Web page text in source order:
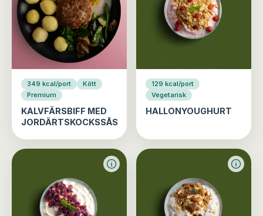
349 kcal/port
Kött
Premium
KALVFÄRSBIFF MED
JORDÄRTSKOCKSSÅS
129 kcal/port
Vegetarisk
HALLONYOUGHURT